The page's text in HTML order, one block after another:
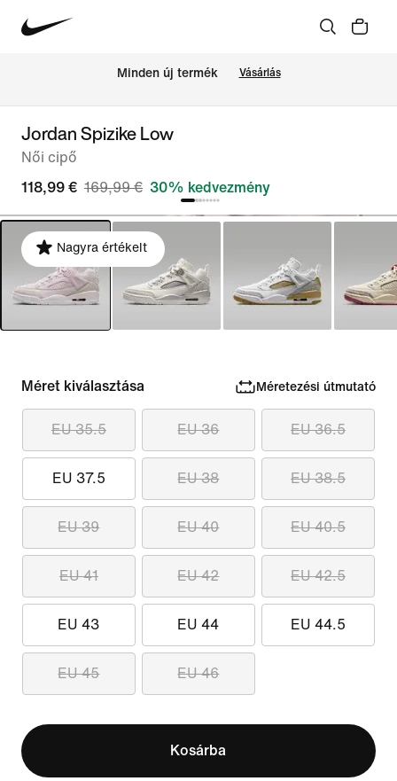
Minden új termék Vásárlás
Jordan Spizike Low
Női cipő
118,99 € 169,99 € 30% kedvezmény
Nagyra értékelt
Méret kiválasztása Méretezési útmutató
EU 35.5 EU 36 EU 36.5
EU 37.5 EU 38 EU 38.5
EU 39 EU 40 EU 40.5
EU 41 EU 42 EU 42.5
EU 43 EU 44 EU 44.5
EU 45 EU 46
Kosárba